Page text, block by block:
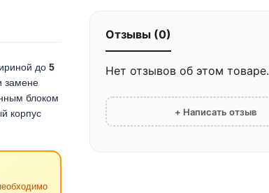
до 5
замене
блоком
корпус
Отзывы (0)
Нет отзывов об этом товаре.
+ Написать отзыв